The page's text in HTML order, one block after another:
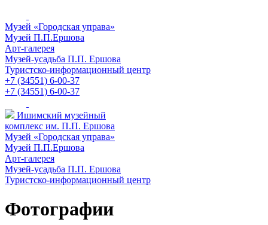
Музей «Городская управа»
Музей П.П.Ершова
Арт-галерея
Музей-усадьба П.П. Ершова
Туристско-информационный центр
+7 (34551) 6-00-37
+7 (34551) 6-00-37
Ишимский музейный
комплекс им. П.П. Ершова
Музей «Городская управа»
Музей П.П.Ершова
Арт-галерея
Музей-усадьба П.П. Ершова
Туристско-информационный центр
Фотографии